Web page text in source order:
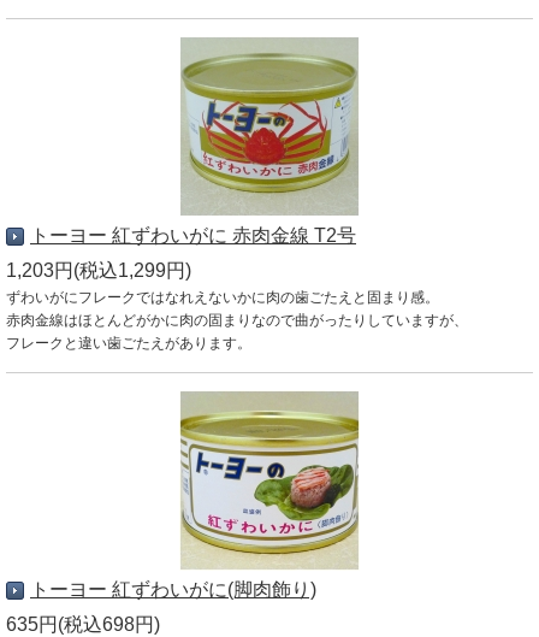
トーヨー 紅ずわいがに 赤肉金線 T2号
1,203円(税込1,299円)
ずわいがにフレークではなれえないかに肉の歯ごたえと固まり感。
赤肉金線はほとんどがかに肉の固まりなので曲がったりしていますが、
フレークと違い歯ごたえがあります。
トーヨー 紅ずわいがに(脚肉飾り)
635円(税込698円)